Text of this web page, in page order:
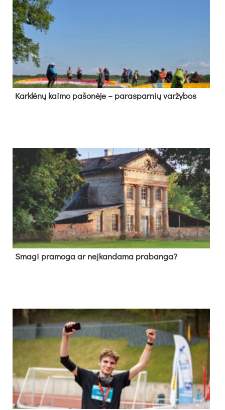
Kark­lė­nų kai­mo pa­šo­nė­je – pa­ras­par­nių var­žy­bos
Sma­gi pra­mo­ga ar neį­kan­da­ma pra­ban­ga?